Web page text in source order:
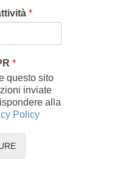
*
*
questo sito
inviate
alla
Policy